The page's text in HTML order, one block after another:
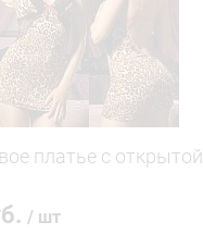
платье с открытой
/ шт